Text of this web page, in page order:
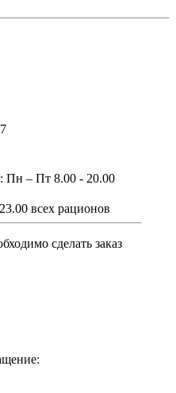
Пн – Пт 8.00 - 20.00
всех рационов
сделать заказ